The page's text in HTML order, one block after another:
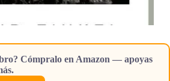
Cómpralo en Amazon — apoyas